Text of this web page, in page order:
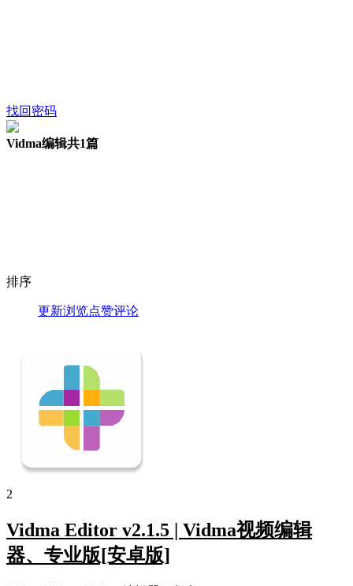
找回密码
Vidma编辑共1篇
排序
更新浏览点赞评论
2
Vidma Editor v2.1.5 | Vidma视频编辑
器、专业版[安卓版]